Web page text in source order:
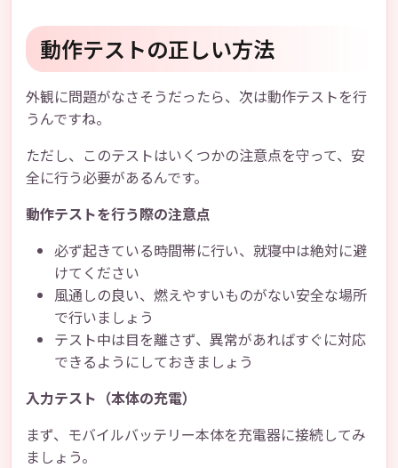
動作テストの正しい方法
外観に問題がなさそうだったら、次は動作テストを行
うんですね。
ただし、このテストはいくつかの注意点を守って、安
全に行う必要があるんです。
動作テストを行う際の注意点
必ず起きている時間帯に行い、就寝中は絶対に避
けてください
風通しの良い、燃えやすいものがない安全な場所
で行いましょう
テスト中は目を離さず、異常があればすぐに対応
できるようにしておきましょう
入力テスト（本体の充電）
まず、モバイルバッテリー本体を充電器に接続してみ
ましょう。